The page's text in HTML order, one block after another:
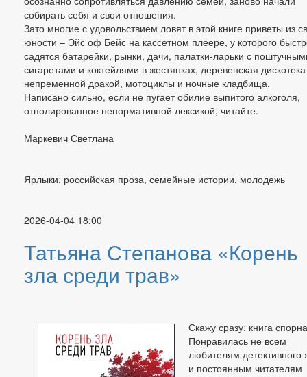
собирать себя и свои отношения.
Зато многие с удовольствием ловят в этой книге приветы из
юности – Эйс оф Бейс на кассетном плеере, у которого
садятся батарейки, рынки, дачи, палатки-ларьки с
сигаретами и коктейлями в жестянках, деревенская
непременной дракой, мотоциклы и ночные кладбища.
Написано сильно, если не пугает обилие выпитого алкоголя,
отполированное ненормативной лексикой, читайте.
Маркевич Светлана
Ярлыки: российская проза, семейные истории, молодежь
2026-04-04 18:00
Татьяна Степанова «Корень
зла среди трав»
Скажу сразу: книга
Понравилась не всем
любителям детективного
и постоянным читателям